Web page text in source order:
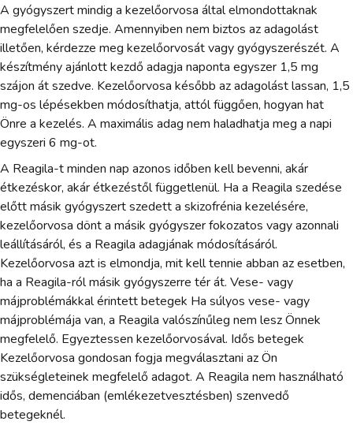
A gyógyszert mindig a kezelőorvosa által elmondottaknak
megfelelően szedje. Amennyiben nem biztos az adagolást
illetően, kérdezze meg kezelőorvosát vagy gyógyszerészét. A
készítmény ajánlott kezdő adagja naponta egyszer 1,5 mg
szájon át szedve. Kezelőorvosa később az adagolást lassan, 1,5
mg-os lépésekben módosíthatja, attól függően, hogyan hat
Önre a kezelés. A maximális adag nem haladhatja meg a napi
egyszeri 6 mg-ot.
A Reagila-t minden nap azonos időben kell bevenni, akár
étkezéskor, akár étkezéstől függetlenül. Ha a Reagila szedése
előtt másik gyógyszert szedett a skizofrénia kezelésére,
kezelőorvosa dönt a másik gyógyszer fokozatos vagy azonnali
leállításáról, és a Reagila adagjának módosításáról.
Kezelőorvosa azt is elmondja, mit kell tennie abban az esetben,
ha a Reagila-ról másik gyógyszerre tér át. Vese- vagy
májproblémákkal érintett betegek Ha súlyos vese- vagy
májproblémája van, a Reagila valószínűleg nem lesz Önnek
megfelelő. Egyeztessen kezelőorvosával. Idős betegek
Kezelőorvosa gondosan fogja megválasztani az Ön
szükségleteinek megfelelő adagot. A Reagila nem használható
idős, demenciában (emlékezetvesztésben) szenvedő
betegeknél.